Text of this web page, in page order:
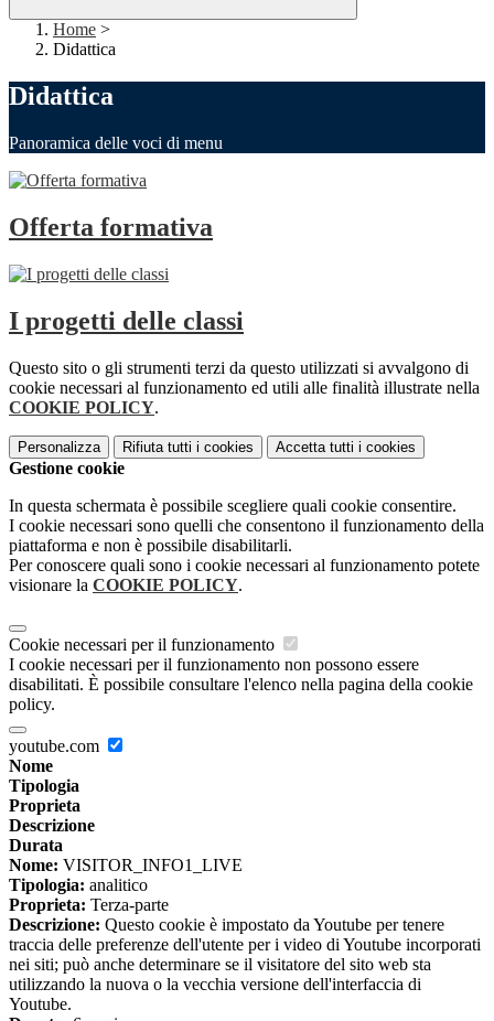
Home >
Didattica
Didattica
Panoramica delle voci di menu
Offerta formativa
I progetti delle classi
Questo sito o gli strumenti terzi da questo utilizzati si avvalgono di
cookie necessari al funzionamento ed utili alle finalità illustrate nella
COOKIE POLICY.
Personalizza Rifiuta tutti i cookies Accetta tutti i cookies
Gestione cookie
In questa schermata è possibile scegliere quali cookie consentire.
I cookie necessari sono quelli che consentono il funzionamento della
piattaforma e non è possibile disabilitarli.
Per conoscere quali sono i cookie necessari al funzionamento potete
visionare la COOKIE POLICY.
Cookie necessari per il funzionamento
I cookie necessari per il funzionamento non possono essere
disabilitati. È possibile consultare l'elenco nella pagina della cookie
policy.
youtube.com
Nome
Tipologia
Proprieta
Descrizione
Durata
Nome: VISITOR_INFO1_LIVE
Tipologia: analitico
Proprieta: Terza-parte
Descrizione: Questo cookie è impostato da Youtube per tenere
traccia delle preferenze dell'utente per i video di Youtube incorporati
nei siti; può anche determinare se il visitatore del sito web sta
utilizzando la nuova o la vecchia versione dell'interfaccia di
Youtube.